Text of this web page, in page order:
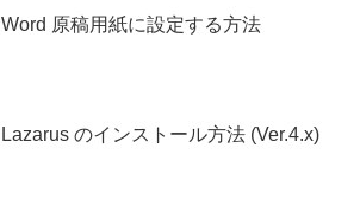
Word 原稿用紙に設定する方法
Lazarus のインストール方法 (Ver.4.x)